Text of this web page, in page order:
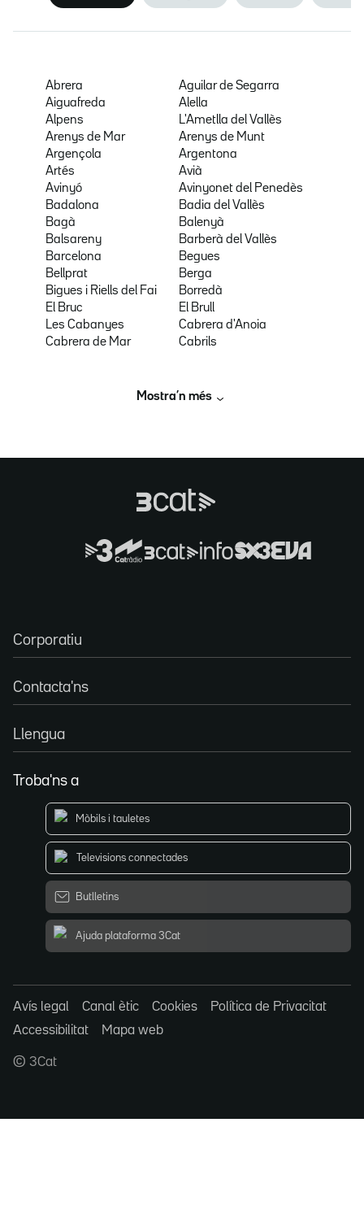
Abrera
Aguilar de Segarra
Aiguafreda
Alella
Alpens
L'Ametlla del Vallès
Arenys de Mar
Arenys de Munt
Argençola
Argentona
Artés
Avià
Avinyó
Avinyonet del Penedès
Badalona
Badia del Vallès
Bagà
Balenyà
Balsareny
Barberà del Vallès
Barcelona
Begues
Bellprat
Berga
Bigues i Riells del Fai
Borredà
El Bruc
El Brull
Les Cabanyes
Cabrera d'Anoia
Cabrera de Mar
Cabrils
Mostra’n més
Corporatiu
Contacta'ns
Llengua
Troba'ns a
Mòbils i tauletes
Televisions connectades
Butlletins
Ajuda plataforma 3Cat
Avís legal Canal ètic Cookies
Política de Privacitat
Accessibilitat
Mapa web
© 3Cat